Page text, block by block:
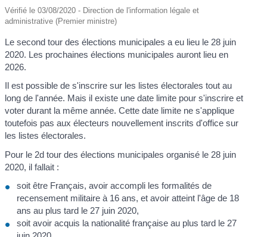
Vérifié le 03/08/2020 - Direction de l'information légale et
administrative (Premier ministre)
Le second tour des élections municipales a eu lieu le 28 juin
2020. Les prochaines élections municipales auront lieu en
2026.
Il est possible de s'inscrire sur les listes électorales tout au
long de l'année. Mais il existe une date limite pour s'inscrire et
voter durant la même année. Cette date limite ne s'applique
toutefois pas aux électeurs nouvellement inscrits d'office sur
les listes électorales.
Pour le 2d tour des élections municipales organisé le 28 juin
2020, il fallait :
soit être Français, avoir accompli les formalités de
recensement militaire à 16 ans, et avoir atteint l'âge de 18
ans au plus tard le 27 juin 2020,
soit avoir acquis la nationalité française au plus tard le 27